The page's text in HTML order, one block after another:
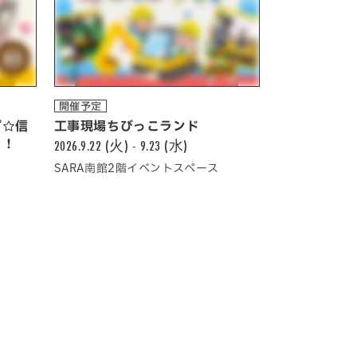
☆信
開催予定
工事現場ちびっこランド
2026.9.22 (火) - 9.23 (水)
SARA南館2階イベントスペース